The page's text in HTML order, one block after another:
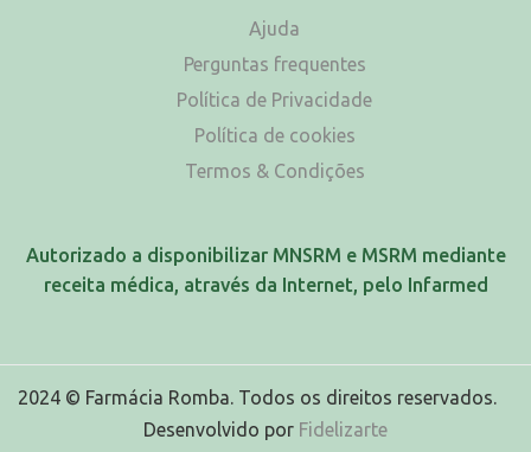
Ajuda
Perguntas frequentes
Política de Privacidade
Política de cookies
Termos & Condições
Autorizado a disponibilizar MNSRM e MSRM mediante
receita médica, através da Internet, pelo Infarmed
2024 © Farmácia Romba. Todos os direitos reservados.
Desenvolvido por Fidelizarte